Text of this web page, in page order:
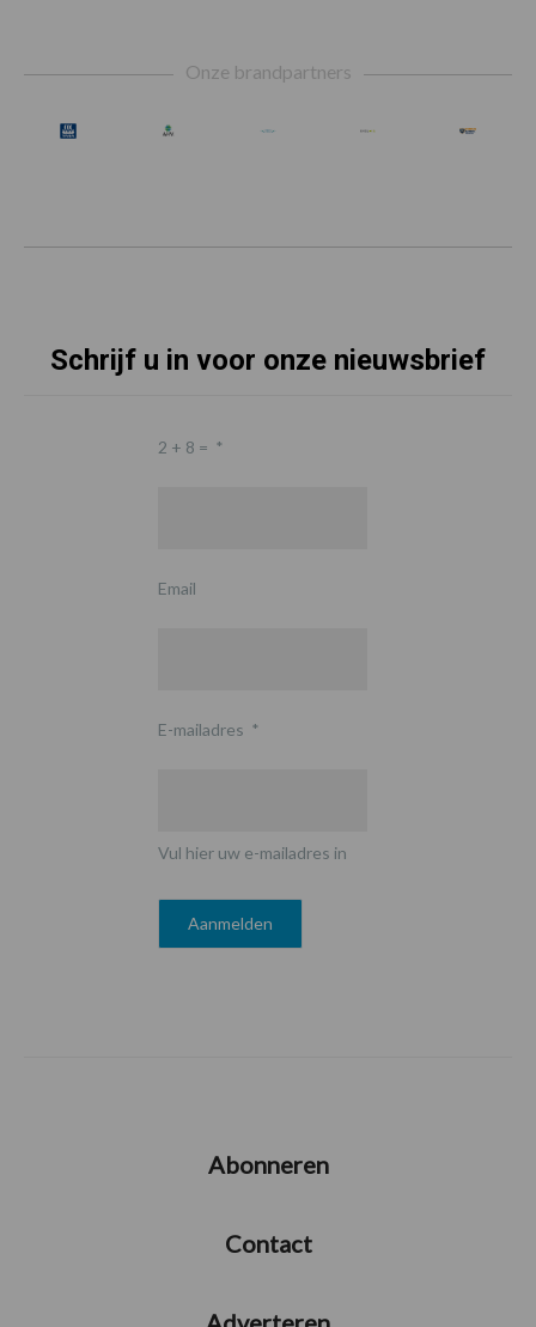
Onze brandpartners
Schrijf u in voor onze nieuwsbrief
2 + 8 = *
Email
E-mailadres *
Vul hier uw e-mailadres in
Abonneren
Contact